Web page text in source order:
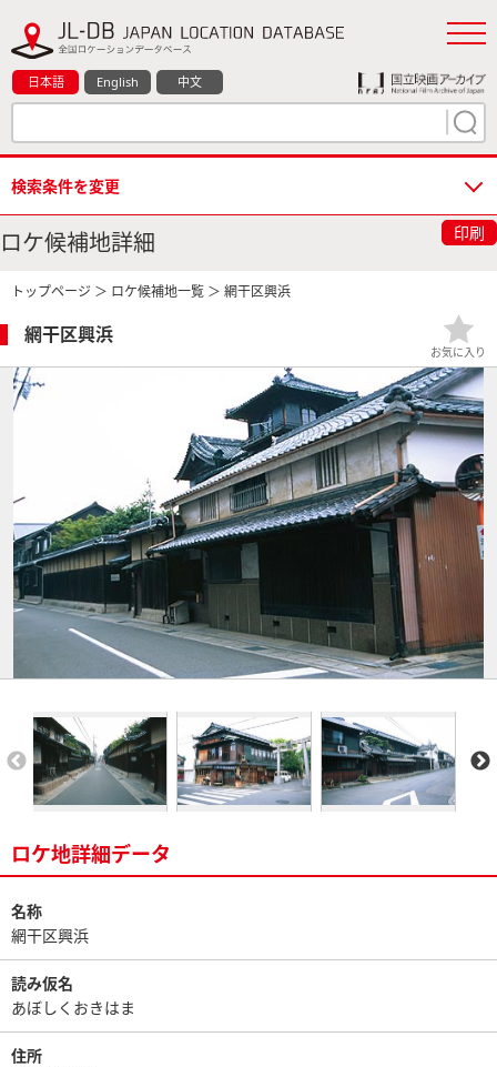
日本語 English 中文
検索条件を変更
ロケ候補地詳細 印刷
トップページ ＞ ロケ候補地一覧 ＞ 網干区興浜
網干区興浜
お気に入り
ロケ地詳細データ
名称
網干区興浜
読み仮名
あぼしくおきはま
住所